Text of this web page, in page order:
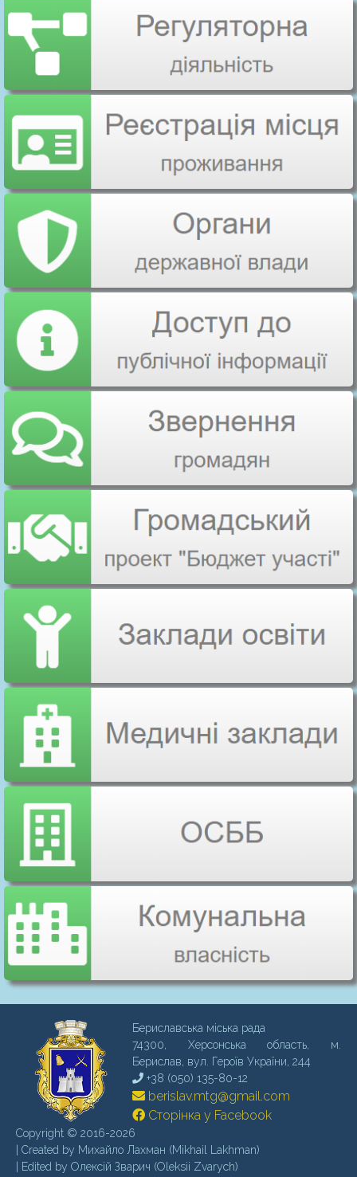
Бериславська міська рада
74300, Херсонська область, м.
Бериcлав, вул. Героїв України, 244
+38 (050) 135-80-12
berislav.mtg@gmail.com
Сторінка у Facebook
Copyright © 2016-2026
| Created by Михайло Лахман (Mikhail Lakhman)
| Edited by Олексій Зварич (Oleksii Zvarych)